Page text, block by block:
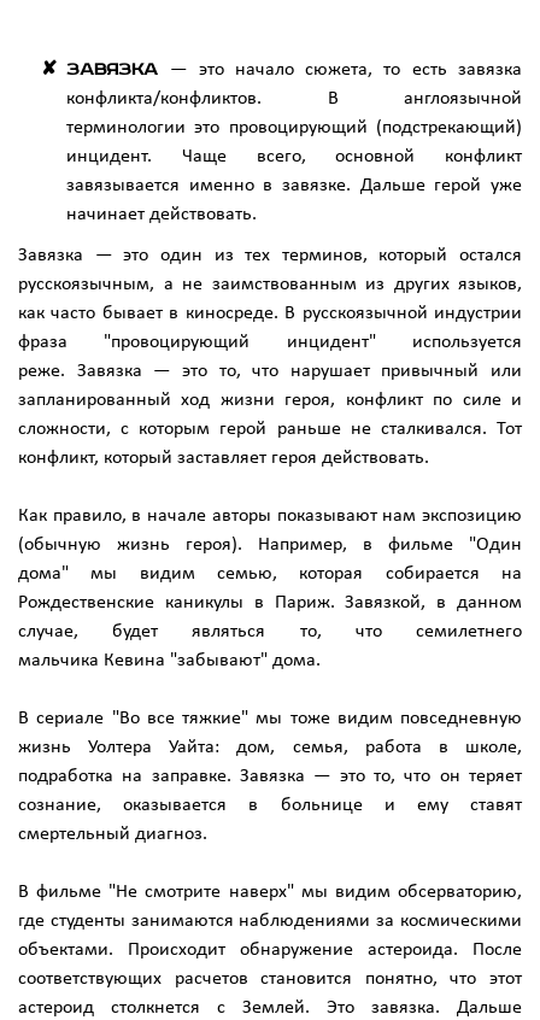
Завязка — это начало сюжета, то есть завязка
конфликта/конфликтов. В англоязычной
терминологии это провоцирующий (подстрекающий)
инцидент. Чаще всего, основной конфликт
завязывается именно в завязке. Дальше герой уже
начинает действовать.
Завязка — это один из тех терминов, который остался
русскоязычным, а не заимствованным из других языков,
как часто бывает в киносреде. В русскоязычной индустрии
фраза "провоцирующий инцидент" используется
реже. Завязка — это то, что нарушает привычный или
запланированный ход жизни героя, конфликт по силе и
сложности, с которым герой раньше не сталкивался. Тот
конфликт, который заставляет героя действовать.
Как правило, в начале авторы показывают нам экспозицию
(обычную жизнь героя). Например, в фильме "Один
дома" мы видим семью, которая собирается на
Рождественские каникулы в Париж. Завязкой, в данном
случае, будет являться то, что семилетнего
мальчика Кевина "забывают" дома.
В сериале "Во все тяжкие" мы тоже видим повседневную
жизнь Уолтера Уайта: дом, семья, работа в школе,
подработка на заправке. Завязка — это то, что он теряет
сознание, оказывается в больнице и ему ставят
смертельный диагноз.
В фильме "Не смотрите наверх" мы видим обсерваторию,
где студенты занимаются наблюдениями за космическими
объектами. Происходит обнаружение астероида. После
соответствующих расчетов становится понятно, что этот
астероид столкнется с Землей. Это завязка. Дальше